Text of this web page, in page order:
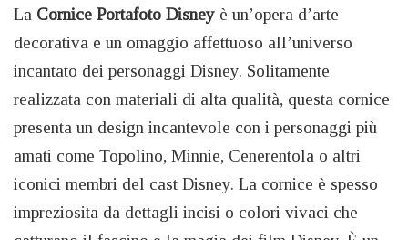
La Cornice Portafoto Disney è un’opera d’arte
decorativa e un omaggio affettuoso all’universo
incantato dei personaggi Disney. Solitamente
realizzata con materiali di alta qualità, questa cornice
presenta un design incantevole con i personaggi più
amati come Topolino, Minnie, Cenerentola o altri
iconici membri del cast Disney. La cornice è spesso
impreziosita da dettagli incisi o colori vivaci che